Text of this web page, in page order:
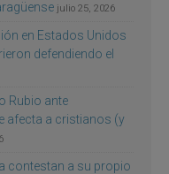
julio 25, 2026
en Estados Unidos
defendiendo el
Rubio ante
afecta a cristianos (y
contestan a su propio